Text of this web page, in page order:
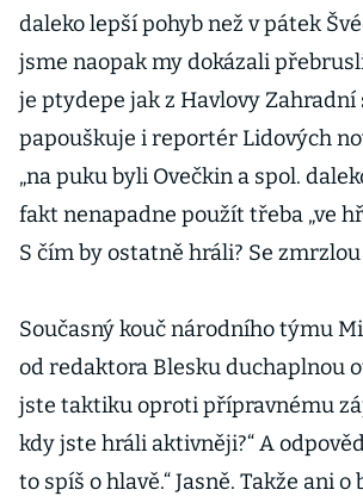
daleko lepší pohyb než v pátek
jsme naopak my dokázali
je ptydepe jak z Havlovy
papouškuje i reportér Lidových
„na puku byli Ovečkin a spol.
fakt nenapadne použít třeba „ve
S čím by ostatně hráli? Se zmrzlou
Současný kouč národního týmu
od redaktora Blesku duchaplnou
jste taktiku oproti přípravnému
kdy jste hráli aktivněji?“ A
to spíš o hlavě.“ Jasně. Takže ani o